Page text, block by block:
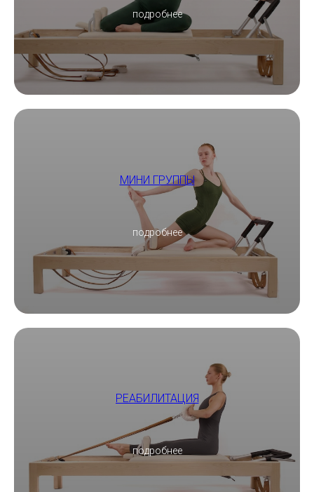
подробнее
МИНИ ГРУППЫ
подробнее
РЕАБИЛИТАЦИЯ
подробнее